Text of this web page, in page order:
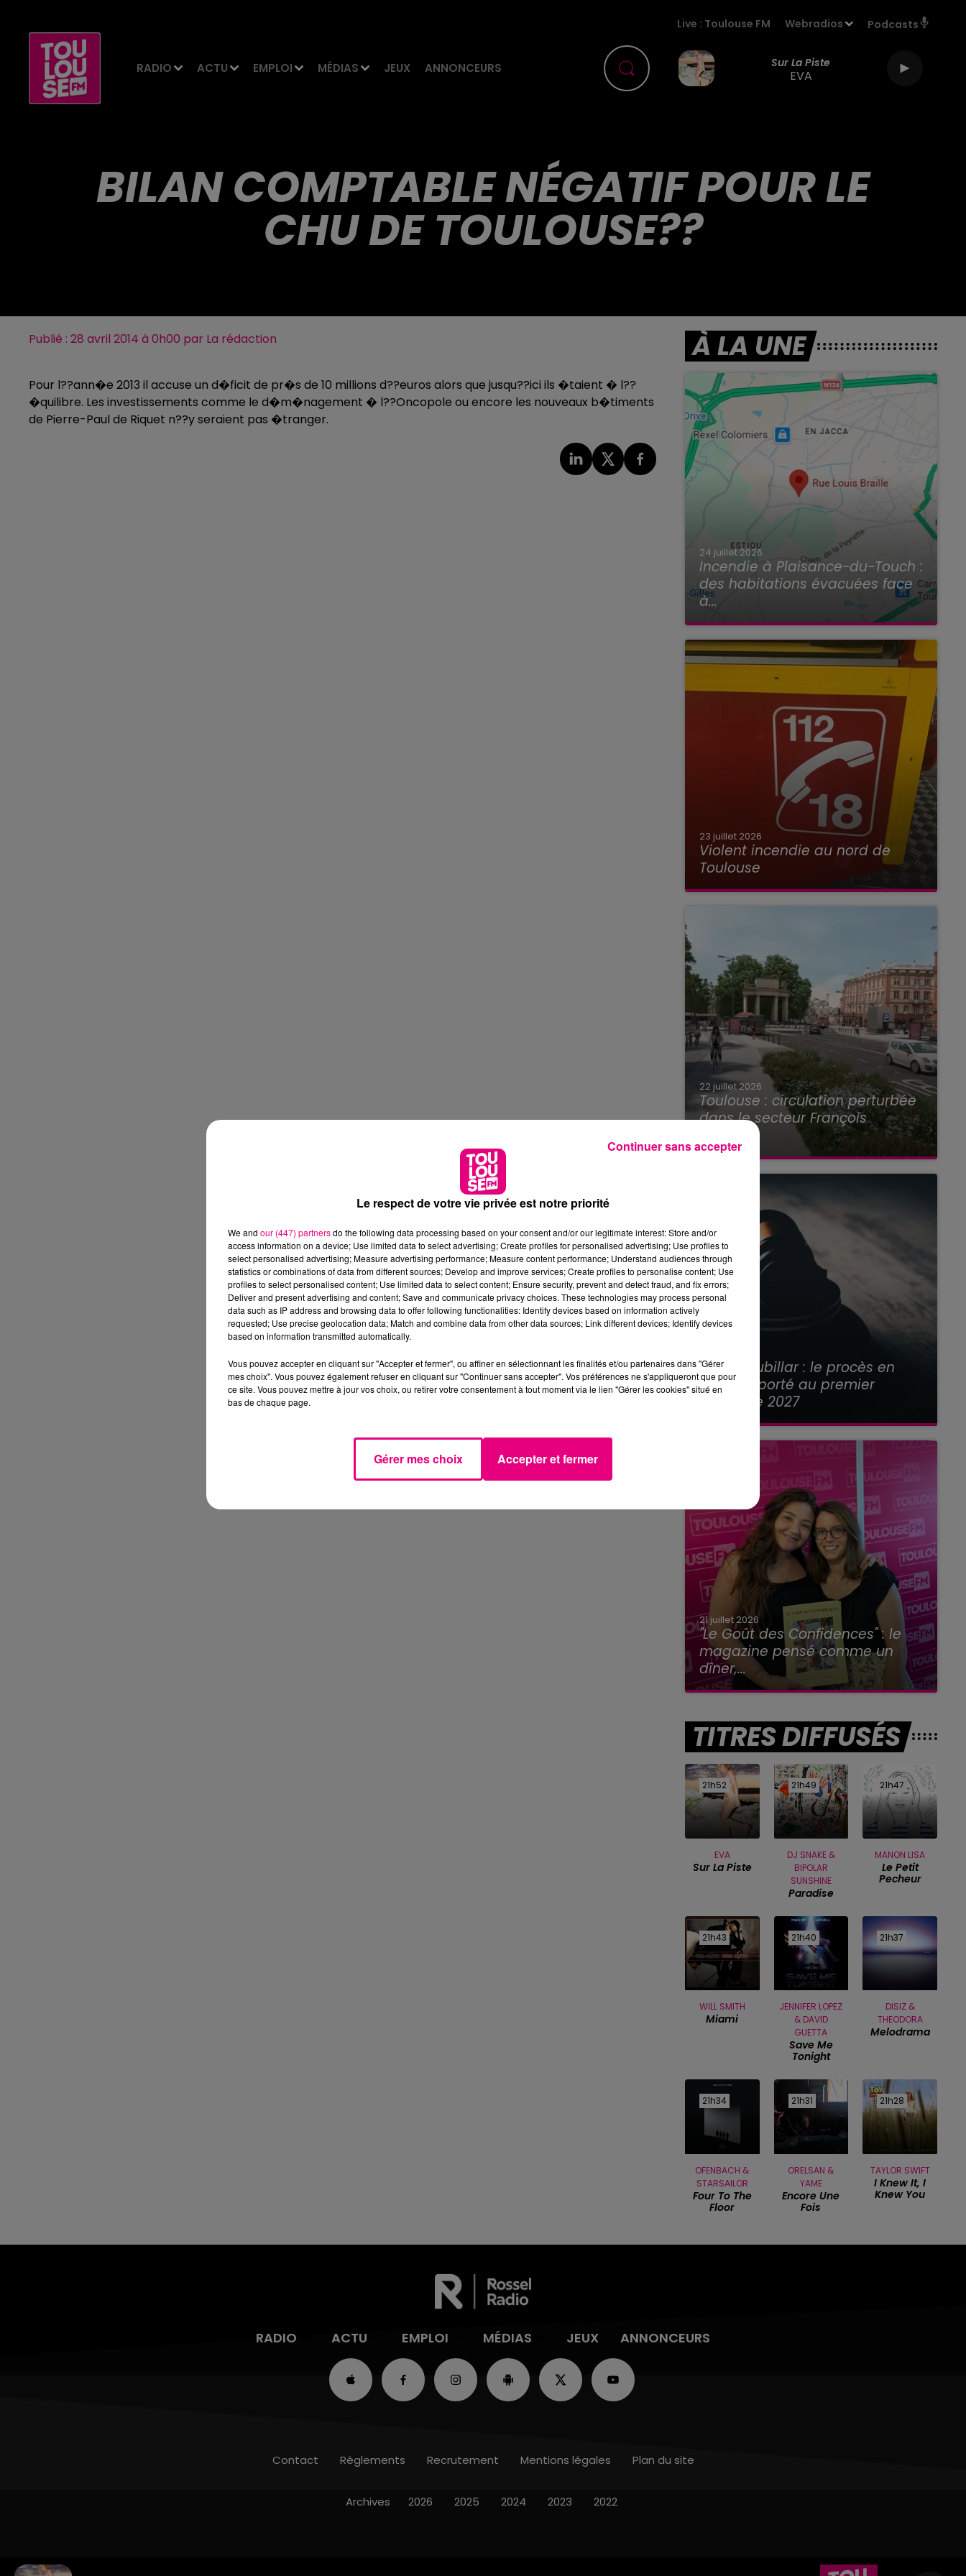
RADIO ACTU EMPLOI MÉDIAS JEUX ANNONCEURS
Live : Toulouse FM Webradios Podcasts
Sur La Piste
EVA
BILAN COMPTABLE NÉGATIF POUR LE
CHU DE TOULOUSE??
Publié : 28 avril 2014 à 0h00 par La rédaction
Pour l??ann�e 2013 il accuse un d�ficit de pr�s de 10 millions d??euros alors que jusqu??ici ils �taient � l??
�quilibre. Les investissements comme le d�m�nagement � l??Oncopole ou encore les nouveaux b�timents
de Pierre-Paul de Riquet n??y seraient pas �tranger.
À LA UNE
24 juillet 2026
Incendie à Plaisance-du-Touch :
des habitations évacuées face
à...
23 juillet 2026
Violent incendie au nord de
Toulouse
22 juillet 2026
Toulouse : circulation perturbée
dans le secteur François
Affaire Jubillar : le procès en
appel reporté au premier
semestre 2027
21 juillet 2026
"Le Goût des Confidences" : le
magazine pensé comme un
dîner,...
TITRES DIFFUSÉS
21h52
21h52
EVA
Sur La Piste
21h49
21h49
DJ SNAKE &
BIPOLAR
SUNSHINE
Paradise
21h47
21h47
MANON LISA
Le Petit
Pecheur
21h43
21h43
WILL SMITH
Miami
21h40
21h40
JENNIFER LOPEZ
& DAVID
GUETTA
Save Me
Tonight
21h37
21h37
DISIZ &
THEODORA
Melodrama
21h34
21h34
OFENBACH &
STARSAILOR
Four To The
Floor
21h31
21h31
ORELSAN &
YAME
Encore Une
Fois
21h28
21h28
TAYLOR SWIFT
I Knew It, I
Knew You
RADIO ACTU EMPLOI MÉDIAS JEUX ANNONCEURS
Contact Règlements Recrutement Mentions légales Plan du site
Archives 2026 2025 2024 2023 2022
Le respect de votre vie privée est notre priorité
We and our (447) partnersdo the following data processing based on your consent and/or our legitimate interest: Store and/or
access information on a device; Use limited data to select advertising; Create profiles for personalised advertising; Use profiles to
select personalised advertising; Measure advertising performance; Measure content performance; Understand audiences through
statistics or combinations of data from different sources; Develop and improve services; Create profiles to personalise content; Use
profiles to select personalised content; Use limited data to select content; Ensure security, prevent and detect fraud, and fix errors;
Deliver and present advertising and content; Save and communicate privacy choices. These technologies may process personal
data such as IP address and browsing data to offer following functionalities: Identify devices based on information actively
requested; Use precise geolocation data; Match and combine data from other data sources; Link different devices; Identify devices
based on information transmitted automatically.
Vous pouvez accepter en cliquant sur "Accepter et fermer", ou affiner en sélectionnant les finalités et/ou partenaires dans "Gérer
mes choix". Vous pouvez également refuser en cliquant sur "Continuer sans accepter". Vos préférences ne s'appliqueront que pour
ce site. Vous pouvez mettre à jour vos choix, ou retirer votre consentement à tout moment via le lien "Gérer les cookies" situé en
bas de chaque page.
Gérer mes choix Accepter et fermer
Continuer sans accepter